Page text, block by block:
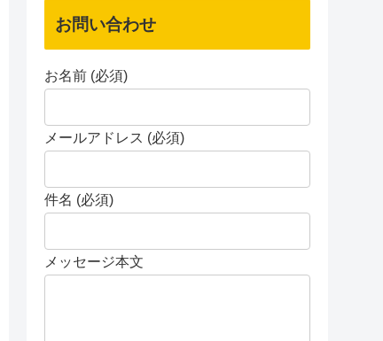
お問い合わせ
お名前 (必須)
メールアドレス (必須)
件名 (必須)
メッセージ本文